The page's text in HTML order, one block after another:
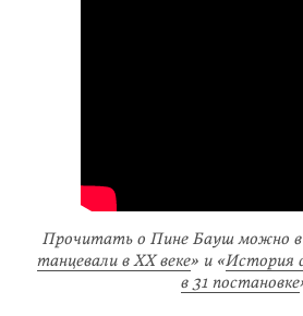
Прочитать о Пине Бауш можно в
танцевали в XX веке» и «История
в 31 постановке